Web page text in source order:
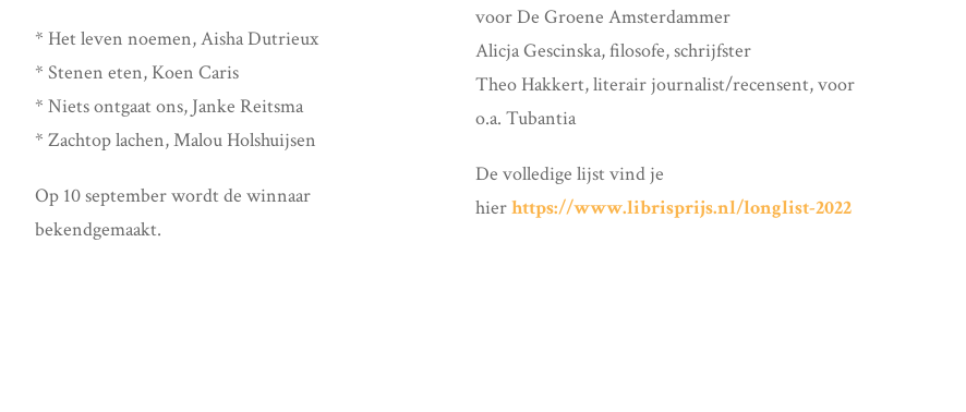
* Het leven noemen, Aisha Dutrieux
* Stenen eten, Koen Caris
* Niets ontgaat ons, Janke Reitsma
* Zachtop lachen, Malou Holshuijsen
Op 10 september wordt de winnaar
bekendgemaakt.
voor De Groene Amsterdammer
Alicja Gescinska, filosofe, schrijfster
Theo Hakkert, literair journalist/recensent, voor
o.a. Tubantia
De volledige lijst vind je
hierhttps://www.librisprijs.nl/longlist-2022